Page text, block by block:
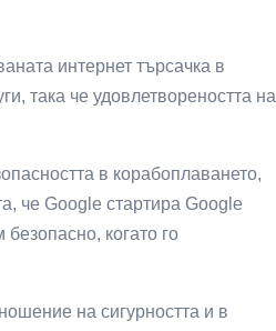
интернет търсачка в
така че удовлетвореността на
в корабоплаването,
че Google стартира Google
когато го
на сигурността и в